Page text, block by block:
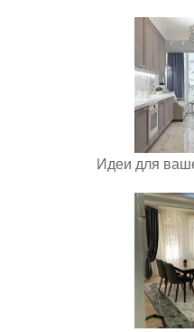
Идеи для